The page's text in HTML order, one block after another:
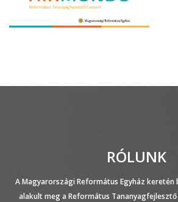
RÓLUNK
A Magyarországi Református Egyház keretén
alakult meg a Református